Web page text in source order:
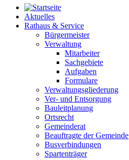
Aktuelles
Rathaus & Service
Bürgermeister
Verwaltung
Mitarbeiter
Sachgebiete
Aufgaben
Formulare
Verwaltungsgliederung
Ver- und Entsorgung
Bauleitplanung
Ortsrecht
Gemeinderat
Beauftragte der Gemeinde
Busverbindungen
Spartenträger